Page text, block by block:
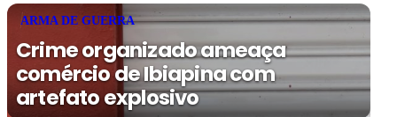
ARMA DE GUERRA
Crime organizado ameaça
comércio de Ibiapina com
artefato explosivo